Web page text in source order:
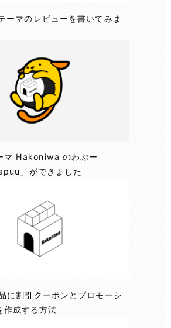
マのレビューを書いてみま
マ Hakoniwa のわぷー
」ができました
に割引クーポンとプロモーシ
作成する方法